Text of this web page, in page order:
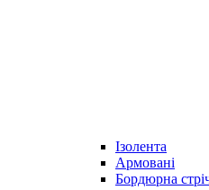
Ізолента
Армовані
Бордюрна